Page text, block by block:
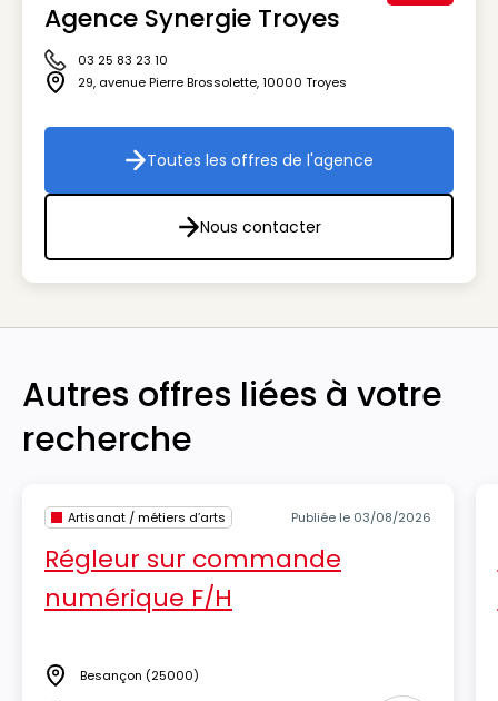
Agence Synergie Troyes
Icône téléphone
03 25 83 23 10
Icône adresse
29, avenue Pierre Brossolette,10000 Troyes
Toutes les offres de l'agence
Toutes les offres de l'agence
Nous contacter
Nous contacter
Autres offres liées à votre
recherche
Artisanat / métiers d’arts Publiée le 03/08/2026
Régleur sur commande
numérique F/H
Lieu Besançon (25000)